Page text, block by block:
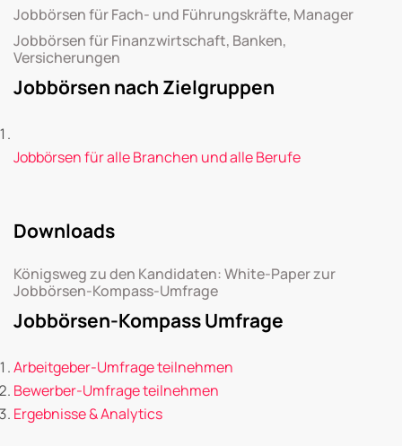
Jobbörsen für Fach- und Führungskräfte, Manager
Jobbörsen für Finanzwirtschaft, Banken,
Versicherungen
Jobbörsen nach Zielgruppen
Jobbörsen für alle Branchen und alle Berufe
Downloads
Königsweg zu den Kandidaten: White-Paper zur
Jobbörsen-Kompass-Umfrage
Jobbörsen-Kompass Umfrage
Arbeitgeber-Umfrage teilnehmen
Bewerber-Umfrage teilnehmen
Ergebnisse & Analytics